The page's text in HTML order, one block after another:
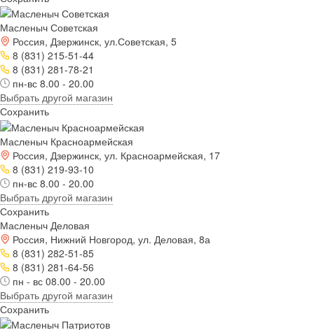
Масленыч Советская
Россия, Дзержинск, ул.Советская, 5
8 (831) 215-51-44
8 (831) 281-78-21
пн-вс 8.00 - 20.00
Выбрать другой магазин
Сохранить
Масленыч Красноармейская
Россия, Дзержинск, ул. Красноармейская, 17
8 (831) 219-93-10
пн-вс 8.00 - 20.00
Выбрать другой магазин
Сохранить
Масленыч Деловая
Россия, Нижний Новгород, ул. Деловая, 8а
8 (831) 282-51-85
8 (831) 281-64-56
пн - вс 08.00 - 20.00
Выбрать другой магазин
Сохранить